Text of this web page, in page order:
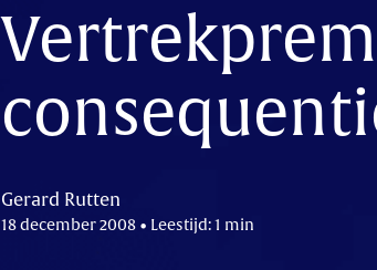
Gerard Rutten
18 december 2008 • Leestijd: 1 min